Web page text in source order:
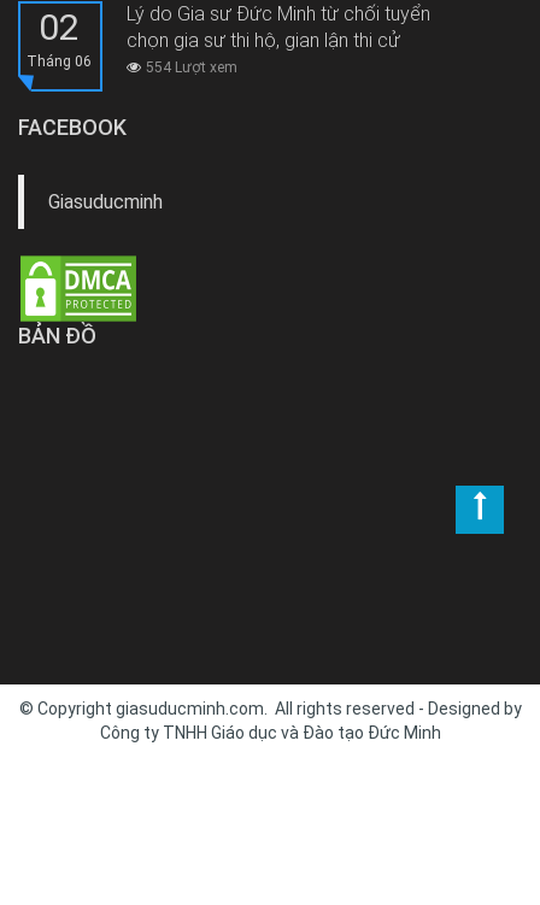
02
Tháng 06
Lý do Gia sư Đức Minh từ chối tuyển
chọn gia sư thi hộ, gian lận thi cử
554 Lượt xem
FACEBOOK
Giasuducminh
BẢN ĐỒ
© Copyright giasuducminh.com. All rights reserved - Designed by
Công ty TNHH Giáo dục và Đào tạo Đức Minh